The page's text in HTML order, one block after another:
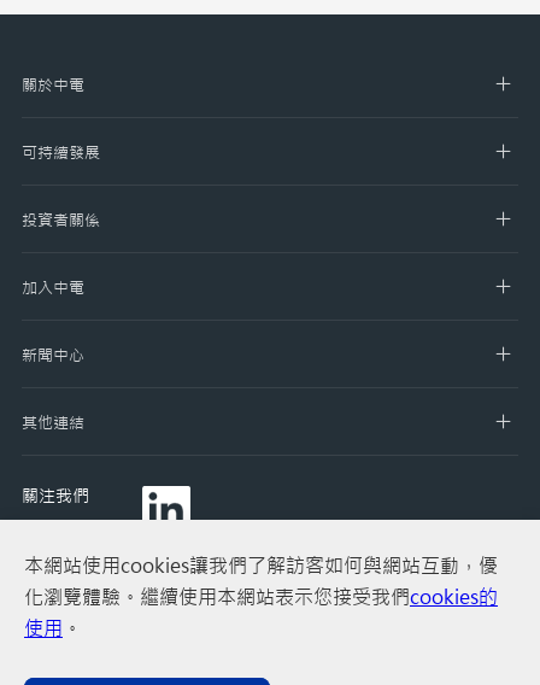
本網站使用cookies讓我們了解訪客如何與網站互動，優
化瀏覽體驗。繼續使用本網站表示您接受我們cookies的
使用 。
關於中電
可持續發展
投資者關係
加入中電
新聞中心
其他連結
關注我們